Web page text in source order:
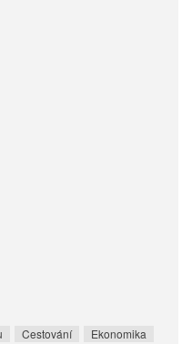
Cestování
Ekonomika